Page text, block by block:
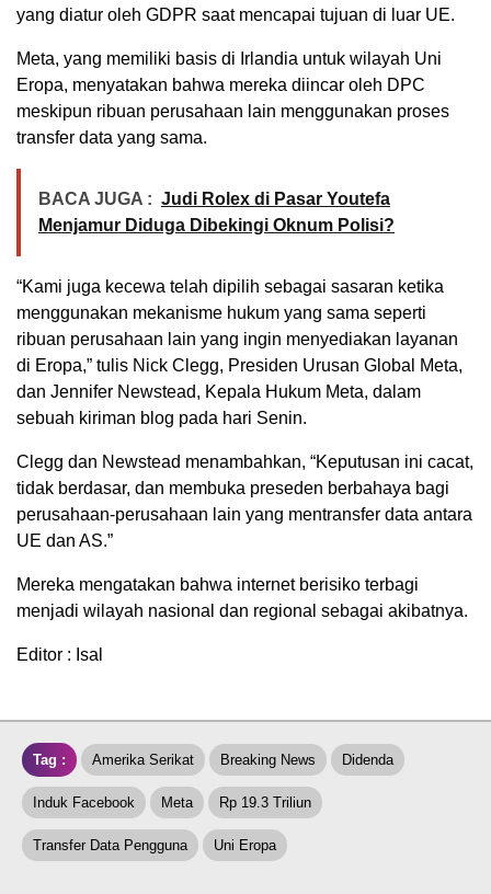
yang diatur oleh GDPR saat mencapai tujuan di luar UE.
Meta, yang memiliki basis di Irlandia untuk wilayah Uni
Eropa, menyatakan bahwa mereka diincar oleh DPC
meskipun ribuan perusahaan lain menggunakan proses
transfer data yang sama.
BACA JUGA : Judi Rolex di Pasar Youtefa
Menjamur Diduga Dibekingi Oknum Polisi?
“Kami juga kecewa telah dipilih sebagai sasaran ketika
menggunakan mekanisme hukum yang sama seperti
ribuan perusahaan lain yang ingin menyediakan layanan
di Eropa,” tulis Nick Clegg, Presiden Urusan Global Meta,
dan Jennifer Newstead, Kepala Hukum Meta, dalam
sebuah kiriman blog pada hari Senin.
Clegg dan Newstead menambahkan, “Keputusan ini cacat,
tidak berdasar, dan membuka preseden berbahaya bagi
perusahaan-perusahaan lain yang mentransfer data antara
UE dan AS.”
Mereka mengatakan bahwa internet berisiko terbagi
menjadi wilayah nasional dan regional sebagai akibatnya.
Editor : Isal
Tag : Amerika Serikat Breaking News Didenda
Induk Facebook Meta Rp 19.3 Triliun
Transfer Data Pengguna Uni Eropa